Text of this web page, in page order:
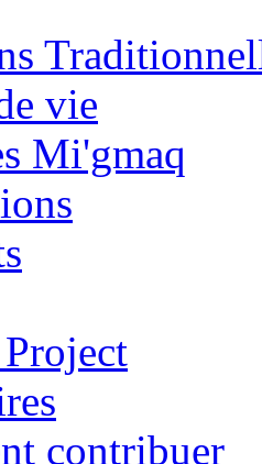
vie
Mi'gmaq
contribuer